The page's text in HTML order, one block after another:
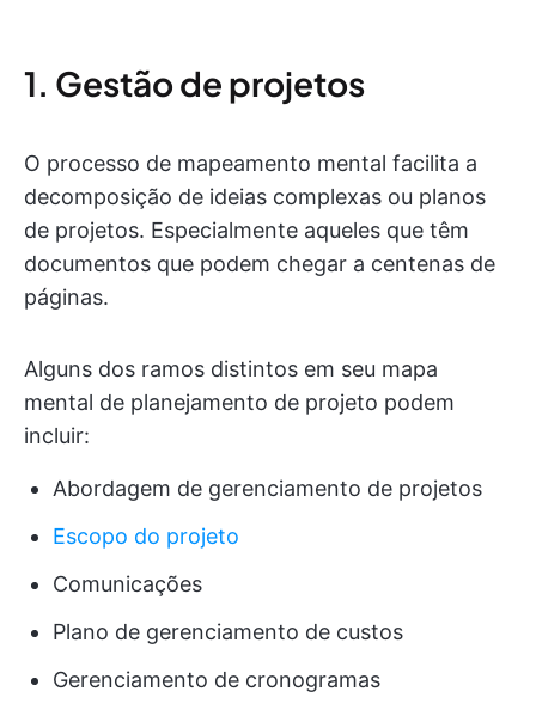
1. Gestão de projetos
O processo de mapeamento mental facilita a
decomposição de ideias complexas ou planos
de projetos. Especialmente aqueles que têm
documentos que podem chegar a centenas de
páginas.
Alguns dos ramos distintos em seu mapa
mental de planejamento de projeto podem
incluir:
Abordagem de gerenciamento de projetos
Escopo do projeto
Comunicações
Plano de gerenciamento de custos
Gerenciamento de cronogramas